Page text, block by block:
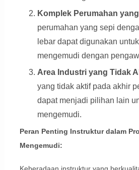
Komplek Perumahan
perumahan yang sepi
lebar dapat digunakan
mengemudi dengan
Area Industri yang Tidak
yang tidak aktif pada akhir
dapat menjadi pilihan lain
mengemudi.
Peran Penting Instruktur dalam
Mengemudi: